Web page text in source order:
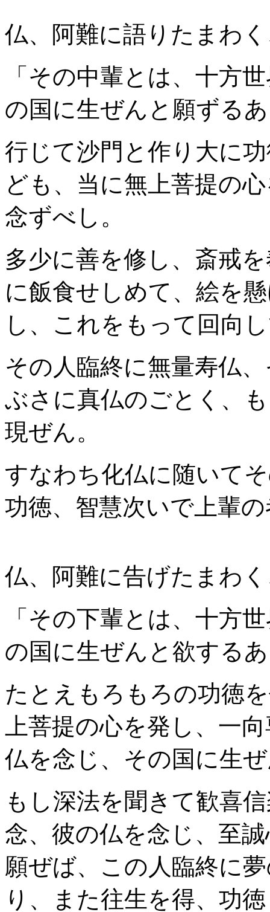
仏、阿難に語りたまわ
「その中輩とは、十方
の国に生ぜんと願ずる
行じて沙門と作り大に
ども、当に無上菩提の
念ずべし。
多少に善を修し、斎戒
に飯食せしめて、絵を
し、これをもって回向
その人臨終に無量寿仏
ぶさに真仏のごとく、
現ぜん。
すなわち化仏に随いて
功徳、智慧次いで上輩
仏、阿難に告げたまわ
「その下輩とは、十方
の国に生ぜんと欲する
たとえもろもろの功徳
上菩提の心を発し、一
仏を念じ、その国に生
もし深法を聞きて歓喜
念、彼の仏を念じ、至
願ぜば、この人臨終に
り、また往生を得、功